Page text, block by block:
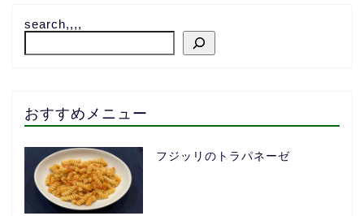
search,,,,
おすすめメニュー
フジッリのトラパネーゼ